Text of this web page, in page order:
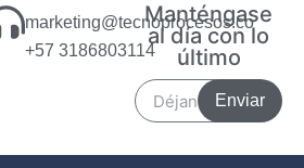
marketing@tecnoprocesos.co
+57 3186803114
Manténgase
al día con lo
último
Enviar